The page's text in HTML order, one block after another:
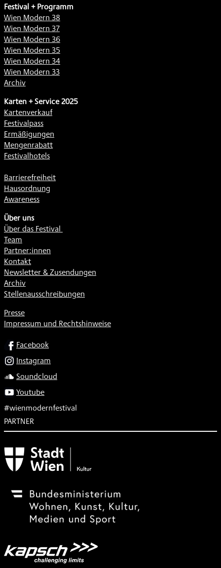
Festival + Programm
Wien Modern 38
Wien Modern 37
Wien Modern 36
Wien Modern 35
Wien Modern 34
Wien Modern 33
Archiv
Karten + Service 2025
Kartenverkauf
Festivalpass
Ermäßigungen
Mengenrabatt
Festivalhotels
Barrierefreiheit
Hausordnung
Awareness
Über uns
Über das Festival
Team
Partner:innen
Kontakt
Newsletter & Zusendungen
Archiv
Stellenausschreibungen
Presse
Impressum und Rechtshinweise
SOCIALFacebook
Instagram
Soundcloud
Youtube
#wienmodernfestival
PARTNER
Subventionsgeber